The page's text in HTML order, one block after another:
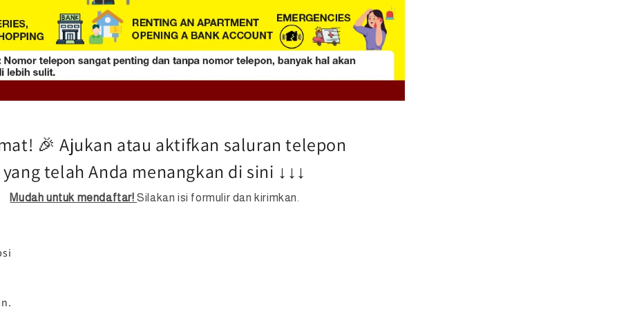
🎉 Ajukan atau aktifkan saluran telepon
yang telah Anda menangkan di sini ↓↓↓
Mudah untuk mendaftar!Silakan isi formulir dan kirimkan.